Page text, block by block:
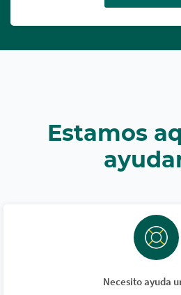
Estamos
Necesito ayuda